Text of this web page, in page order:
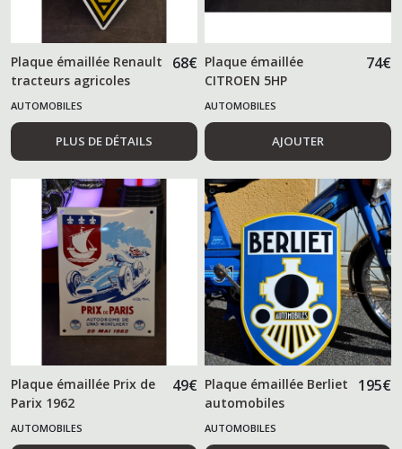
Plaque émaillée Renault
tracteurs agricoles
68€
AUTOMOBILES
PLUS DE DÉTAILS
Plaque émaillée
CITROEN 5HP
74€
AUTOMOBILES
AJOUTER
Plaque émaillée Prix de
Parix 1962
49€
AUTOMOBILES
Plaque émaillée Berliet
automobiles
195€
AUTOMOBILES